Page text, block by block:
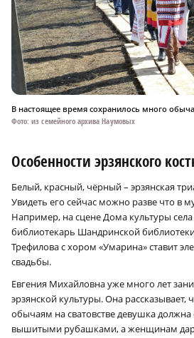
В настоящее время сохранилось много
Фото: из семейного архива Наумовых
Особенности эрзянского
Белый, красный, чёрный – эрзянская
Увидеть его сейчас можно разве что в
Например, на сцене Дома культуры
библиотекарь Шандринской
Трефилова с хором «Умарина» ставит
свадьбы.
Евгения Михайловна уже много лет
эрзянской культуры. Она рассказывает,
обычаям на сватовстве девушка
вышитыми рубашками, а женщинам